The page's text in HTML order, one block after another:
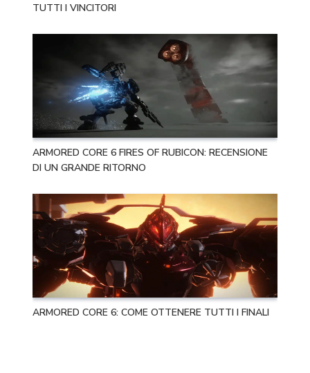
TUTTI I VINCITORI
ARMORED CORE 6 FIRES OF RUBICON: RECENSIONE
DI UN GRANDE RITORNO
ARMORED CORE 6: COME OTTENERE TUTTI I FINALI